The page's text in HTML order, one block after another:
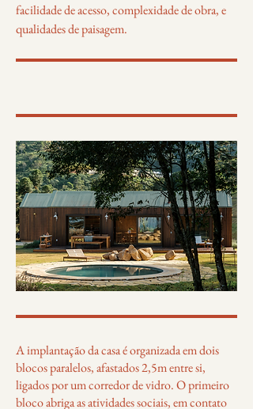
facilidade de acesso, complexidade de obra, e
qualidades de paisagem.
A implantação da casa é organizada em dois
blocos paralelos, afastados 2,5m entre si,
ligados por um corredor de vidro. O primeiro
bloco abriga as atividades sociais, em contato